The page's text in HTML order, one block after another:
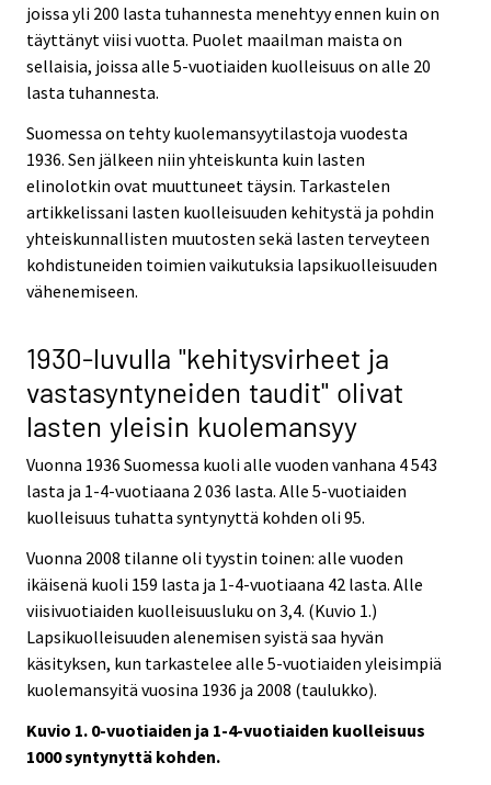
joissa yli 200 lasta tuhannesta menehtyy ennen kuin on
täyttänyt viisi vuotta. Puolet maailman maista on
sellaisia, joissa alle 5-vuotiaiden kuolleisuus on alle 20
lasta tuhannesta.
Suomessa on tehty kuolemansyytilastoja vuodesta
1936. Sen jälkeen niin yhteiskunta kuin lasten
elinolotkin ovat muuttuneet täysin. Tarkastelen
artikkelissani lasten kuolleisuuden kehitystä ja pohdin
yhteiskunnallisten muutosten sekä lasten terveyteen
kohdistuneiden toimien vaikutuksia lapsikuolleisuuden
vähenemiseen.
1930-luvulla "kehitysvirheet ja
vastasyntyneiden taudit" olivat
lasten yleisin kuolemansyy
Vuonna 1936 Suomessa kuoli alle vuoden vanhana 4 543
lasta ja 1-4-vuotiaana 2 036 lasta. Alle 5-vuotiaiden
kuolleisuus tuhatta syntynyttä kohden oli 95.
Vuonna 2008 tilanne oli tyystin toinen: alle vuoden
ikäisenä kuoli 159 lasta ja 1-4-vuotiaana 42 lasta. Alle
viisivuotiaiden kuolleisuusluku on 3,4. (Kuvio 1.)
Lapsikuolleisuuden alenemisen syistä saa hyvän
käsityksen, kun tarkastelee alle 5-vuotiaiden yleisimpiä
kuolemansyitä vuosina 1936 ja 2008 (taulukko).
Kuvio 1. 0-vuotiaiden ja 1-4-vuotiaiden kuolleisuus
1000 syntynyttä kohden.